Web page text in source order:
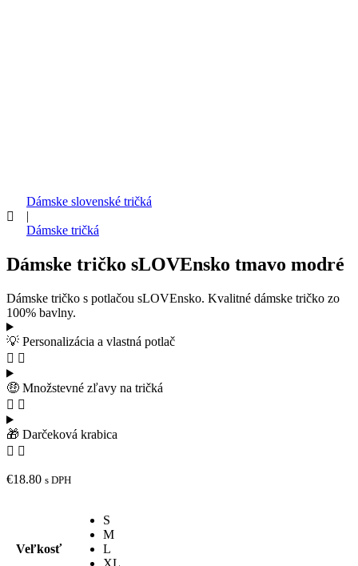
Dámske slovenské tričká
|
Dámske tričká
Dámske tričko sLOVEnsko tmavo modré
Dámske tričko s potlačou sLOVEnsko. Kvalitné dámske tričko zo
100% bavlny.
💡 Personalizácia a vlastná potlač
🤑 Množstevné zľavy na tričká
🎁 Darčeková krabica
€18.80 s DPH
Veľkosť
S
M
L
XL